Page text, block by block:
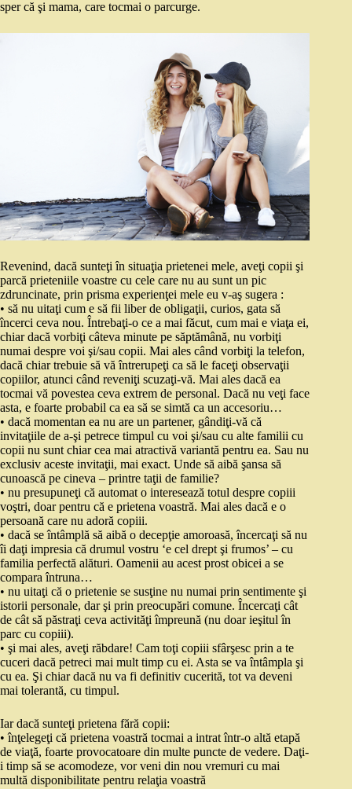
sper că şi mama, care tocmai o parcurge.
Revenind, dacă sunteţi în situaţia prietenei mele, aveţi copii şi
parcă prieteniile voastre cu cele care nu au sunt un pic
zdruncinate, prin prisma experienţei mele eu v-aş sugera :
• să nu uitaţi cum e să fii liber de obligaţii, curios, gata să
încerci ceva nou. Întrebaţi-o ce a mai făcut, cum mai e viaţa ei,
chiar dacă vorbiţi câteva minute pe săptămână, nu vorbiţi
numai despre voi şi/sau copii. Mai ales când vorbiţi la telefon,
dacă chiar trebuie să vă întrerupeţi ca să le faceţi observaţii
copiilor, atunci când reveniţi scuzaţi-vă. Mai ales dacă ea
tocmai vă povestea ceva extrem de personal. Dacă nu veţi face
asta, e foarte probabil ca ea să se simtă ca un accesoriu…
• dacă momentan ea nu are un partener, gândiţi-vă că
invitaţiile de a-şi petrece timpul cu voi şi/sau cu alte familii cu
copii nu sunt chiar cea mai atractivă variantă pentru ea. Sau nu
exclusiv aceste invitaţii, mai exact. Unde să aibă şansa să
cunoască pe cineva – printre taţii de familie?
• nu presupuneţi că automat o interesează totul despre copiii
voştri, doar pentru că e prietena voastră. Mai ales dacă e o
persoană care nu adoră copiii.
• dacă se întâmplă să aibă o decepţie amoroasă, încercaţi să nu
îi daţi impresia că drumul vostru ‘e cel drept şi frumos’ – cu
familia perfectă alături. Oamenii au acest prost obicei a se
compara întruna…
• nu uitaţi că o prietenie se susţine nu numai prin sentimente şi
istorii personale, dar şi prin preocupări comune. Încercaţi cât
de cât să păstraţi ceva activităţi împreună (nu doar ieşitul în
parc cu copiii).
• şi mai ales, aveţi răbdare! Cam toţi copiii sfârşesc prin a te
cuceri dacă petreci mai mult timp cu ei. Asta se va întâmpla şi
cu ea. Şi chiar dacă nu va fi definitiv cucerită, tot va deveni
mai tolerantă, cu timpul.
Iar dacă sunteţi prietena fără copii:
• înţelegeţi că prietena voastră tocmai a intrat într-o altă etapă
de viaţă, foarte provocatoare din multe puncte de vedere. Daţi-
i timp să se acomodeze, vor veni din nou vremuri cu mai
multă disponibilitate pentru relaţia voastră